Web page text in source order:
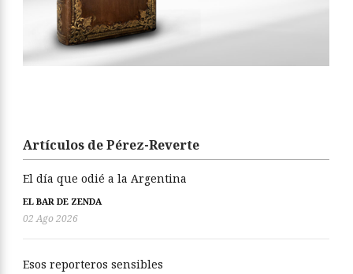
Artículos de Pérez-Reverte
El día que odié a la Argentina
EL BAR DE ZENDA
02 Ago 2026
Esos reporteros sensibles